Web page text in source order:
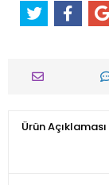
Ürün Açıklaması